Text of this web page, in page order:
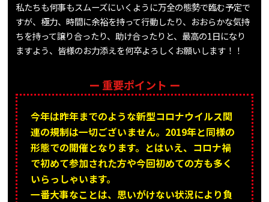
私たちも何事もスムーズにいくように万全の態勢で臨む予定で
すが、極力、時間に余裕を持って行動したり、おおらかな気持
ちを持って譲り合ったり、助け合ったりと、最高の1日になり
ますよう、皆様のお力添えを何卒よろしくお願いします！！
ー 重要ポイント ー
今年は昨年までのような新型コロナウイルス関
連の規制は一切ございません。2019年と同様の
形態での開催となります。とはいえ、コロナ禍
で初めて参加された方や今回初めての方も多く
いらっしゃいます。
一番大事なことは、思いがけない状況により負